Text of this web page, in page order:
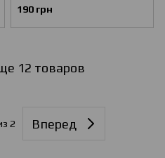
190 грн
12 товаров
2 Вперед